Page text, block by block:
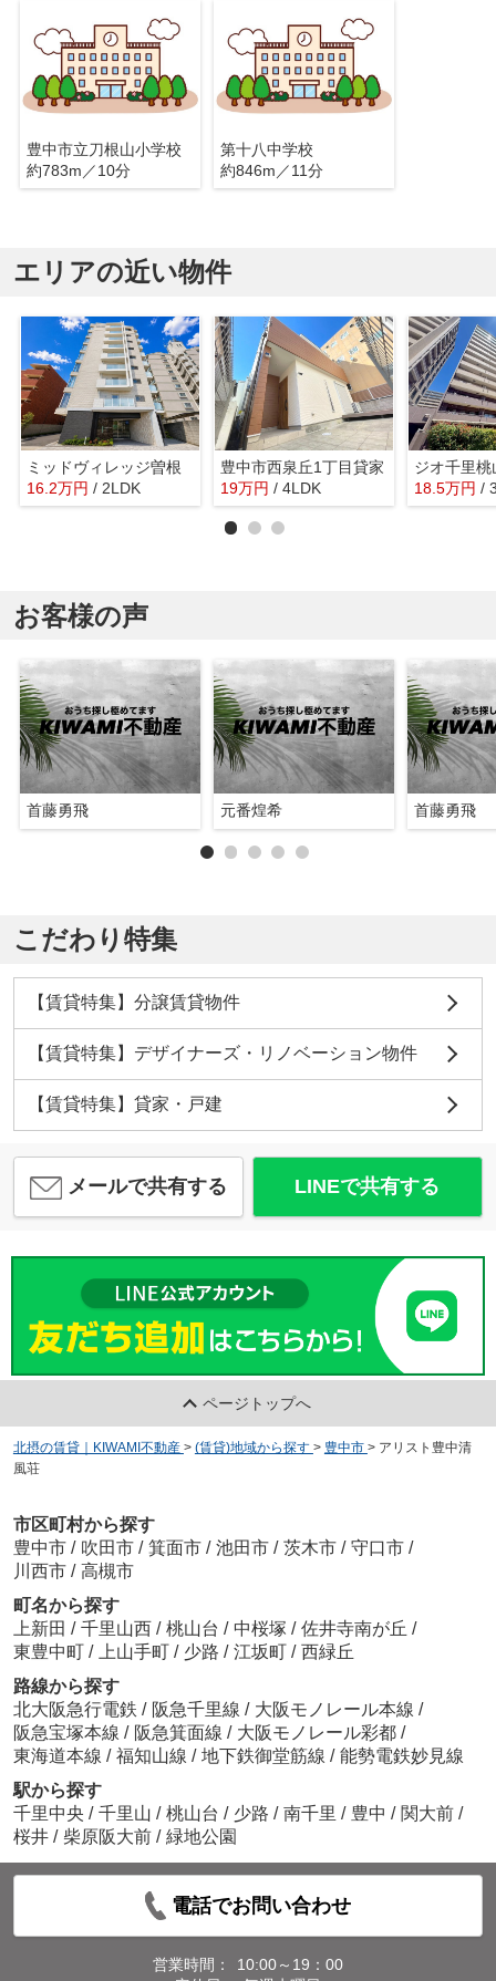
豊中市立刀根山小学校
約783m／10分
第十八中学校
約846m／11分
エリアの近い物件
ミッドヴィレッジ曽根
16.2万円 / 2LDK
豊中市西泉丘1丁目貸家
19万円 / 4LDK
ジオ千里
18.5万円 /
お客様の声
首藤勇飛 元番煌希 首藤勇飛
こだわり特集
【賃貸特集】分譲賃貸物件
【賃貸特集】デザイナーズ・リノベーション物件
【賃貸特集】貸家・戸建
メールで共有する LINEで共有する
ページトップへ
北摂の賃貸｜KIWAMI不動産 > (賃貸)地域から探す > 豊中市 > アリスト豊中清
風荘
市区町村から探す
豊中市 / 吹田市 / 箕面市 / 池田市 / 茨木市 / 守口市 /
川西市 / 高槻市
町名から探す
上新田 / 千里山西 / 桃山台 / 中桜塚 / 佐井寺南が丘 /
東豊中町 / 上山手町 / 少路 / 江坂町 / 西緑丘
路線から探す
北大阪急行電鉄 / 阪急千里線 / 大阪モノレール本線 /
阪急宝塚本線 / 阪急箕面線 / 大阪モノレール彩都 /
東海道本線 / 福知山線 / 地下鉄御堂筋線 / 能勢電鉄妙見線
駅から探す
千里中央 / 千里山 / 桃山台 / 少路 / 南千里 / 豊中 / 関大前 /
桜井 / 柴原阪大前 / 緑地公園
電話でお問い合わせ
営業時間：
10:00～19：00